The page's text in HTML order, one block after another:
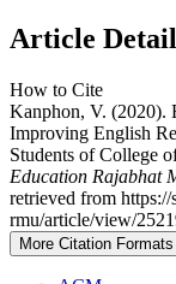
Article
How to Cite
Kanphon, V. (2020).
Improving English
Students of College
Education Rajabhat
retrieved from
rmu/article/view/
More Citation Formats